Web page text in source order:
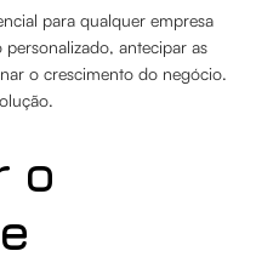
para qualquer empresa
antecipar as
o crescimento do negócio.
o